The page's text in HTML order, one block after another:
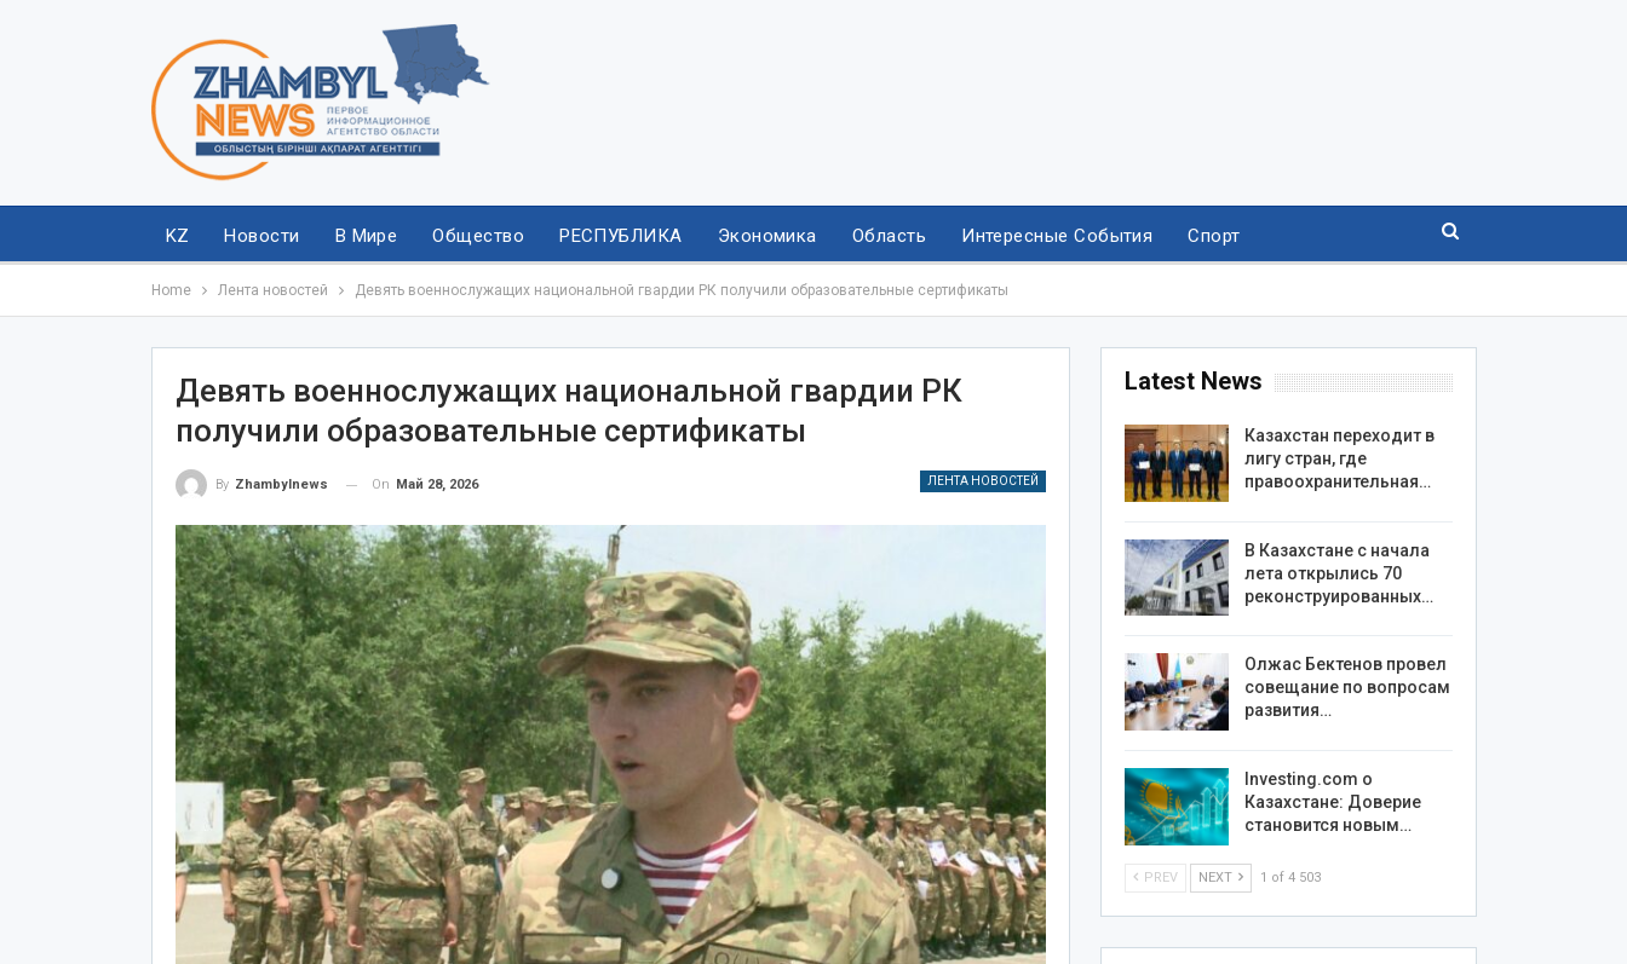
KZ Новости В Мире Общество РЕСПУБЛИКА Экономика Область Интересные События Спорт
Home Лента новостей Девять военнослужащих национальной гвардии РК получили образовательные сертификаты
Девять военнослужащих национальной гвардии РК
получили образовательные сертификаты
ЛЕНТА НОВОСТЕЙ
By Zhambylnews On Май 28, 2026
Latest News
Казахстан переходит в
лигу стран, где
правоохранительная…
В Казахстане с начала
лета открылись 70
реконструированных…
Олжас Бектенов провел
совещание по вопросам
развития…
Investing.com о
Казахстане: Доверие
становится новым…
PREV NEXT 1 of 4 503